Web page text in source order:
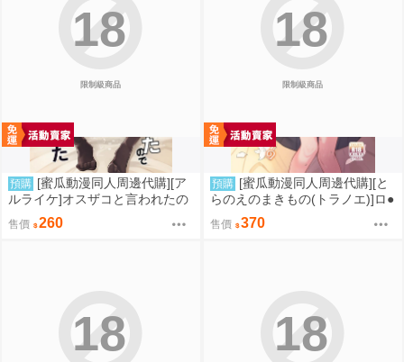
限制級商品
18
預購 [蜜瓜動漫同人周邊代購][ア
ルライケ]オスザコと言われたの
で俺の本気でわからせてみた(同
人誌)
售價 260
限制級商品
18
預購 [蜜瓜動漫同人周邊代購][と
らのえのまきもの(トラノエ)]ロ●
巨乳お嬢様藤宮あいりの華麗な
るおねだり(同人誌)
售價 370
18 18